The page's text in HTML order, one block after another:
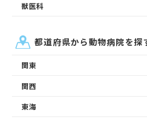
獣医科
都道府県から動物病院を探
関東
関西
東海